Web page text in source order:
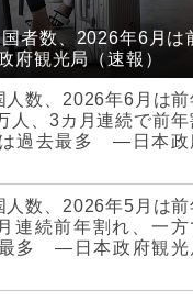
国者数、2026年6月
観光局（速報）
人数、2026年6月は前
人、3カ月連続で前年
過去最多 ―日本政
人数、2026年5月は前
連続前年割れ、一方
多 ―日本政府観光